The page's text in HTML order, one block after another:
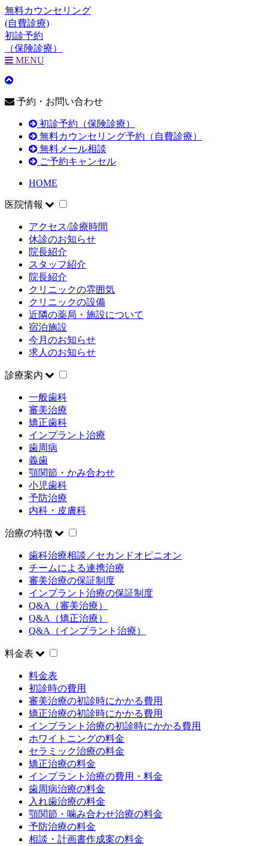
無料カウンセリング
(自費診療)
初診予約
（保険診療）
MENU
予約・お問い合わせ
初診予約（保険診療）
無料カウンセリング予約（自費診療）
無料メール相談
ご予約キャンセル
HOME
医院情報
アクセス/診療時間
休診のお知らせ
院長紹介
スタッフ紹介
院長紹介
クリニックの雰囲気
クリニックの設備
近隣の薬局・施設について
宿泊施設
今月のお知らせ
求人のお知らせ
診療案内
一般歯科
審美治療
矯正歯科
インプラント治療
歯周病
義歯
顎関節・かみ合わせ
小児歯科
予防治療
内科・皮膚科
治療の特徴
歯科治療相談／セカンドオピニオン
チームによる連携治療
審美治療の保証制度
インプラント治療の保証制度
Q&A（審美治療）
Q&A（矯正治療）
Q&A（インプラント治療）
料金表
料金表
初診時の費用
審美治療の初診時にかかる費用
矯正治療の初診時にかかる費用
インプラント治療の初診時にかかる費用
ホワイトニングの料金
セラミック治療の料金
矯正治療の料金
インプラント治療の費用・料金
歯周病治療の料金
入れ歯治療の料金
顎関節・噛み合わせ治療の料金
予防治療の料金
相談・計画書作成案の料金